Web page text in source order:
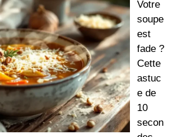
Votre
soupe
est
fade ?
Cette
astuc
e de
10
secon